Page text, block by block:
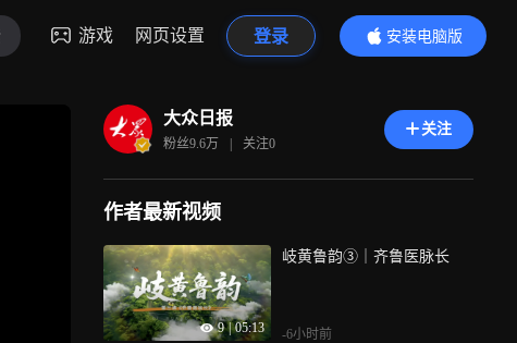
游戏 网页设置 登录
安装电脑版
内容更精彩
大众日报
粉丝9.6万 | 关注0
关注
作者最新视频
9 | 05:13
岐黄鲁韵③｜齐鲁医脉长
-6小时前